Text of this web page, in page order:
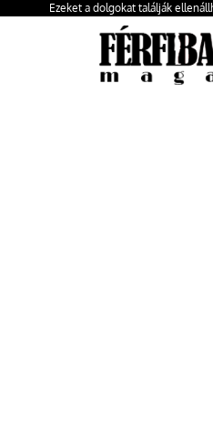
Ezeket a dolgokat találják